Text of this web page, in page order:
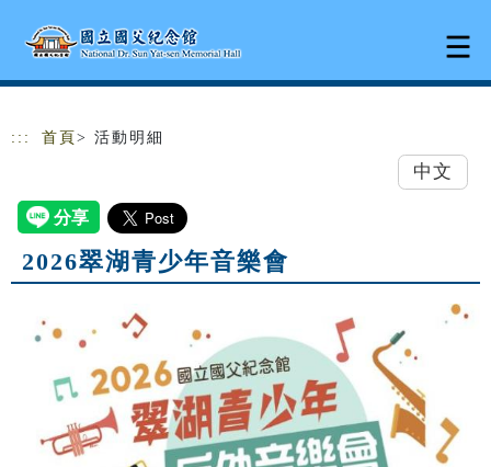
::: 首頁 > 活動明細
中文
2026翠湖青少年音樂會